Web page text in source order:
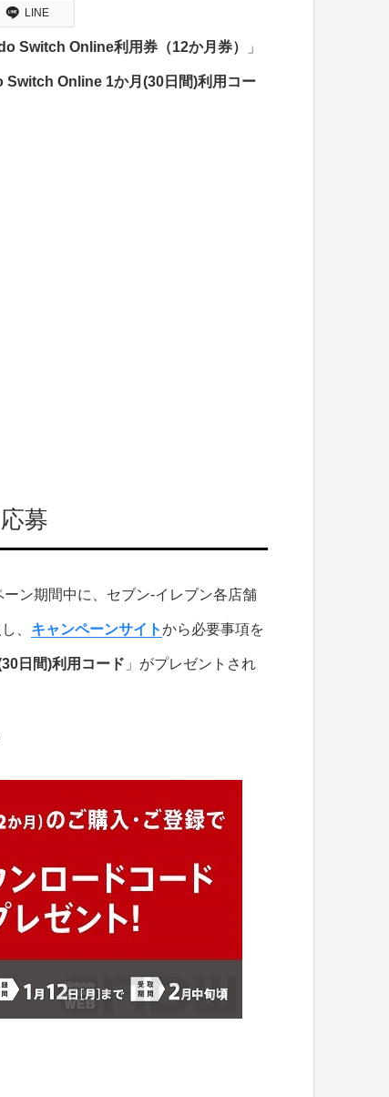
LINE
Switch Online利用券（12か月券） 」
Switch Online 1か月(30日間)利用コー
募
ン期間中に、セブン-イレブン各店舗
、 キャンペーンサイトから必要事項を
日間)利用コード 」がプレゼントされ